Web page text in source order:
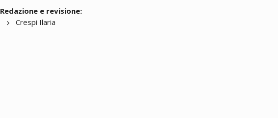
Redazione e revisione:
Crespi Ilaria